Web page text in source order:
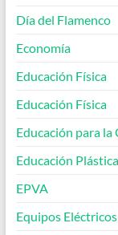
Día del Flamenco
Economía
Educación Física
Educación Física
Educación para
Educación
EPVA
Equipos